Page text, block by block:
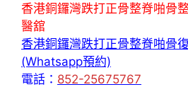
香港銅鑼灣跌打正骨整脊啪骨
醫舘
香港銅鑼灣跌打正骨整脊啪骨
(Whatsapp預約)
電話： 852-25675767